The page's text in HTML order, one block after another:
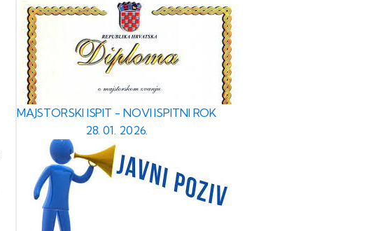
MAJSTORSKI ISPIT - NOVI ISPITNI ROK
28. 01. 2026.